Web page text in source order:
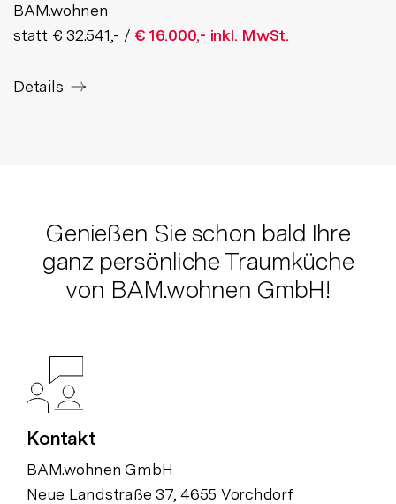
BAM.wohnen
statt € 32.541,- / € 16.000,- inkl. MwSt.
Details
Genießen Sie schon bald Ihre
ganz persönliche Traumküche
von BAM.wohnen GmbH!
Kontakt
BAM.wohnen GmbH
Neue Landstraße 37, 4655 Vorchdorf